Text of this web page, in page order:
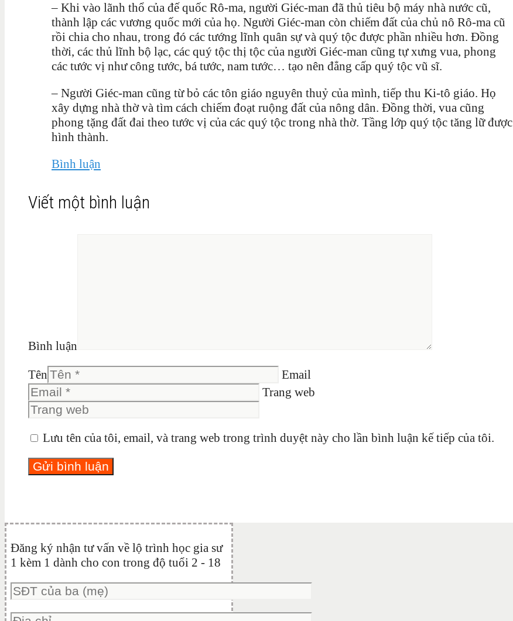
– Khi vào lãnh thổ của đế quốc Rô-ma, người Giéc-man đã thủ tiêu bộ máy nhà nước cũ,
thành lập các vương quốc mới của họ. Người Giéc-man còn chiếm đất của chủ nô Rô-ma cũ
rồi chia cho nhau, trong đó các tướng lĩnh quân sự và quý tộc được phần nhiều hơn. Đồng
thời, các thủ lĩnh bộ lạc, các quý tộc thị tộc của người Giéc-man cũng tự xưng vua, phong
các tước vị như công tước, bá tước, nam tước… tạo nên đẳng cấp quý tộc vũ sĩ.
– Người Giéc-man cũng từ bỏ các tôn giáo nguyên thuỷ của mình, tiếp thu Ki-tô giáo. Họ
xây dựng nhà thờ và tìm cách chiếm đoạt ruộng đất của nông dân. Đồng thời, vua cũng
phong tặng đất đai theo tước vị của các quý tộc trong nhà thờ. Tầng lớp quý tộc tăng lữ được
hình thành.
Bình luận
Viết một bình luận
Bình luận
Tên
Email
Trang web
Lưu tên của tôi, email, và trang web trong trình duyệt này cho lần bình luận kế tiếp của tôi.
Đăng ký nhận tư vấn về lộ trình học gia sư
1 kèm 1 dành cho con trong độ tuổi 2 - 18